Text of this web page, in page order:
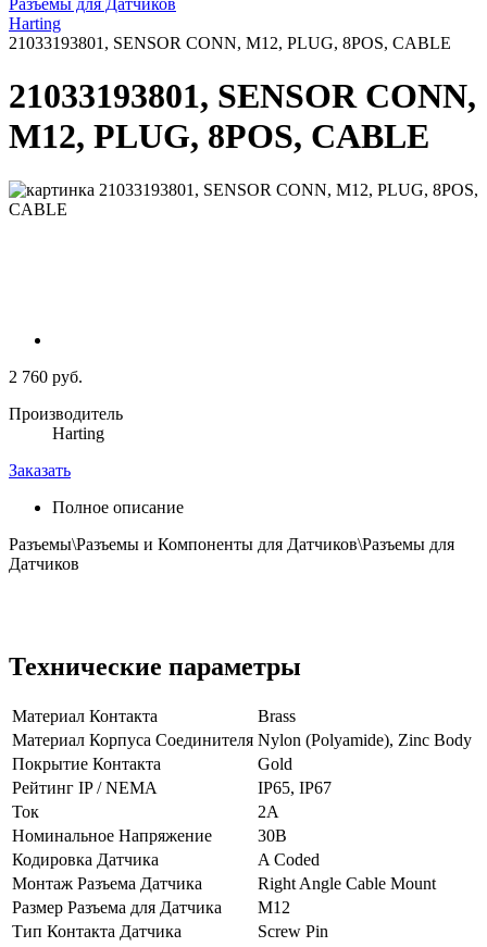
Разъемы для Датчиков
Harting
21033193801, SENSOR CONN, M12, PLUG, 8POS, CABLE
21033193801, SENSOR CONN,
M12, PLUG, 8POS, CABLE
2 760 руб.
Производитель
Harting
Заказать
Полное описание
Разъемы\Разъемы и Компоненты для Датчиков\Разъемы для
Датчиков
Технические параметры
Материал Контакта
Brass
Материал Корпуса Соединителя Nylon (Polyamide), Zinc Body
Покрытие Контакта
Gold
Рейтинг IP / NEMA
IP65, IP67
Ток
2А
Номинальное Напряжение
30В
Кодировка Датчика
A Coded
Монтаж Разъема Датчика
Right Angle Cable Mount
Размер Разъема для Датчика
M12
Тип Контакта Датчика
Screw Pin